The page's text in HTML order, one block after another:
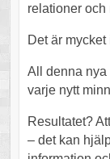
relationer och
Det är
All denna nya
varje nytt
Resultatet?
– det kan